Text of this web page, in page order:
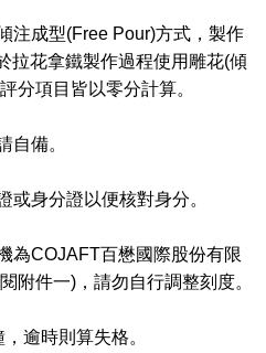
注成型(Free Pour)方式，製作
拉花拿鐵製作過程使用雕花(傾
分項目皆以零分計算。
自備。
或身分證以便核對身分。
為COJAFT百懋國際股份有限
附件一)，請勿自行調整刻度。
逾時則算失格。